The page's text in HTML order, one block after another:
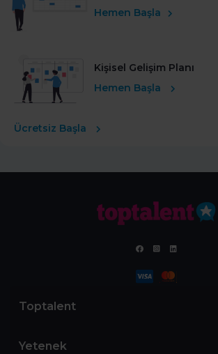
Hemen Başla
Kişisel Gelişim Planı
Hemen Başla
Ücretsiz Başla
Toptalent
Yetenek